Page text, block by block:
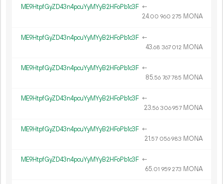
ME9HtpfGyZD43n4pcuYyMYyB2HFoPb1c3F ←
24.00 960 275 MONA
ME9HtpfGyZD43n4pcuYyMYyB2HFoPb1c3F ←
43.68 367 012 MONA
ME9HtpfGyZD43n4pcuYyMYyB2HFoPb1c3F ←
85.56 767785 MONA
ME9HtpfGyZD43n4pcuYyMYyB2HFoPb1c3F ←
23.56 306957 MONA
ME9HtpfGyZD43n4pcuYyMYyB2HFoPb1c3F ←
21.57 056983 MONA
ME9HtpfGyZD43n4pcuYyMYyB2HFoPb1c3F ←
65.01 959 273 MONA